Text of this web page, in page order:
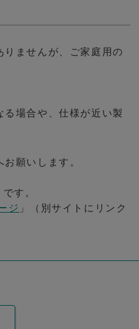
ませんが、ご家庭用の
場合や、仕様が近い製
願いします。
す。
ジ 」（別サイトにリンク